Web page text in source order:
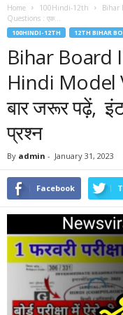
Home 100Hindi-12th
Bihar
Questions : एक...
100HINDI-12TH 12TH BIHAR
Bihar Board
Hindi Model
बार जरूर पढ़ें,
प्रश्न
By admin - January 31, 2023
Facebook